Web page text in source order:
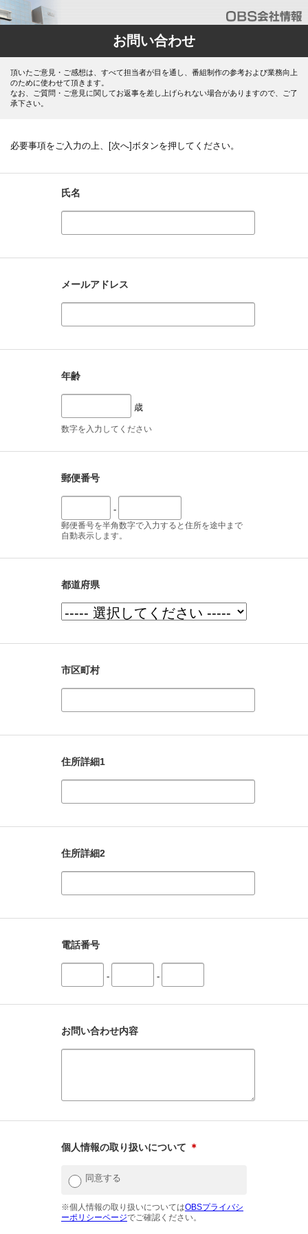
お問い合わせ
頂いたご意見・ご感想は、すべて担当者が目を通し、番組制作の参考および業務向上
のために使わせて頂きます。
なお、ご質問・ご意見に関してお返事を差し上げられない場合がありますので、ご了
承下さい。
必要事項をご入力の上、[次へ]ボタンを押してください。
氏名
メールアドレス
年齢
歳
数字を入力してください
郵便番号
-
郵便番号を半角数字で入力すると住所を途中まで
自動表示します。
都道府県
市区町村
住所詳細1
住所詳細2
電話番号
- -
お問い合わせ内容
個人情報の取り扱いについて ＊
同意する
※個人情報の取り扱いについてはOBSプライバシ
ーポリシーページでご確認ください。